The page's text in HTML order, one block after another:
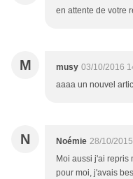
en attente de votre
M musy 03/10/2016
aaaa un nouvel
N Noémie 28/10/
Moi aussi j'ai repris
pour moi, j'avais